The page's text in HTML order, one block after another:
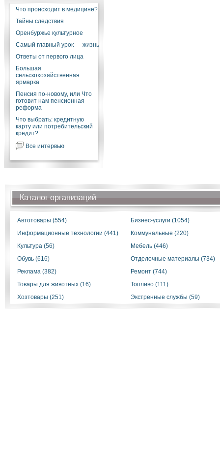
Что происходит в медицине?
Тайны следствия
Оренбуржье культурное
Самый главный урок — жизнь
Ответы от первого лица
Большая
сельскохозяйственная
ярмарка
Пенсия по-новому, или Что
готовит нам пенсионная
реформа
Что выбрать: кредитную
карту или потребительский
кредит?
Все интервью
Каталог организаций
Автотовары (554)
Бизнес-услуги (1054)
Информационные технологии (441)
Коммунальные (220)
Культура (56)
Мебель (446)
Обувь (616)
Отделочные материалы (734)
Реклама (382)
Ремонт (744)
Товары для животных (16)
Топливо (111)
Хозтовары (251)
Экстренные службы (59)